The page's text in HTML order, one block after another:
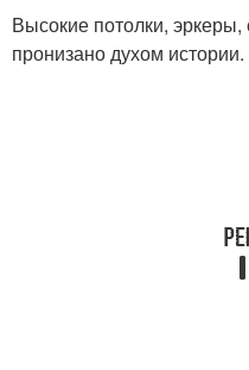
Высокие потолки,
пронизано духом истории.